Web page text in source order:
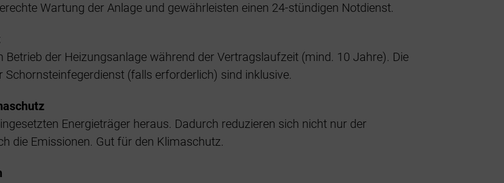
Wartung der Anlage und gewährleisten einen 24-stündigen Notdienst.
Betrieb der Heizungsanlage während der Vertragslaufzeit (mind. 10 Jahre). Die
(falls erforderlich) sind inklusive.
Energieträger heraus. Dadurch reduzieren sich nicht nur der
die Emissionen. Gut für den Klimaschutz.